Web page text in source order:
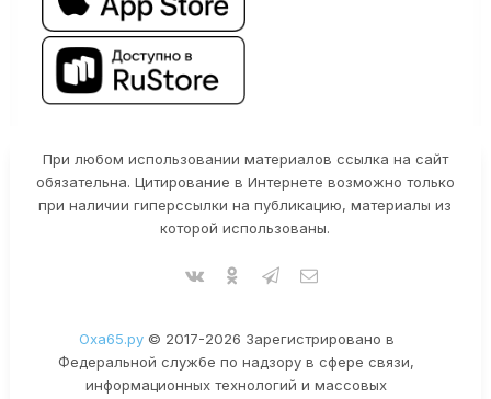
При любом использовании материалов ссылка на сайт
обязательна. Цитирование в Интернете возможно только
при наличии гиперссылки на публикацию, материалы из
которой использованы.
Оха65.ру© 2017-2026 Зарегистрировано в
Федеральной службе по надзору в сфере связи,
информационных технологий и массовых